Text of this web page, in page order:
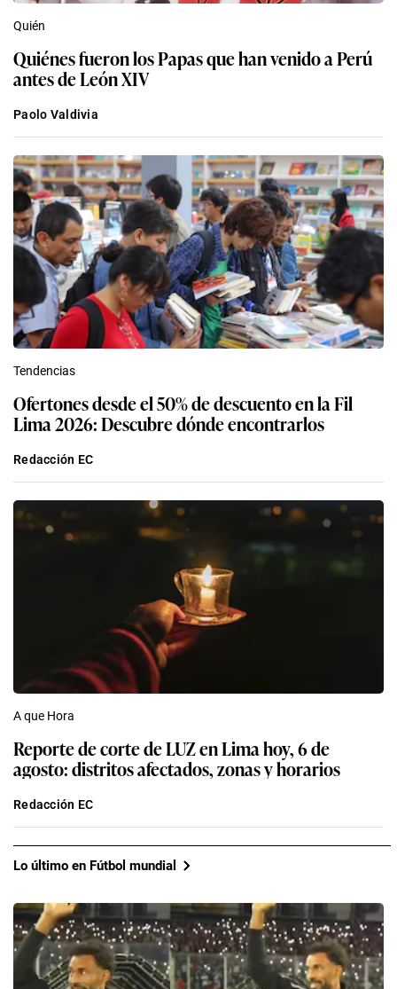
Quién
Quiénes fueron los Papas que han venido a Perú
antes de León XIV
Paolo Valdivia
Tendencias
Ofertones desde el 50% de descuento en la Fil
Lima 2026: Descubre dónde encontrarlos
Redacción EC
A que Hora
Reporte de corte de LUZ en Lima hoy, 6 de
agosto: distritos afectados, zonas y horarios
Redacción EC
Lo último en Fútbol mundial